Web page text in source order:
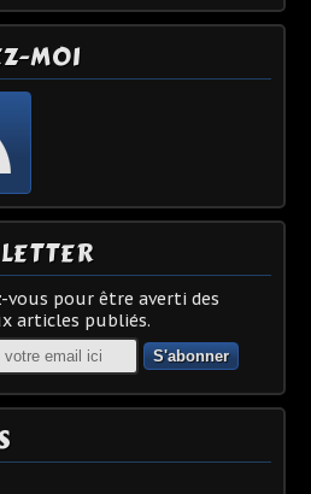
MOI
vous pour être averti des
articles publiés.